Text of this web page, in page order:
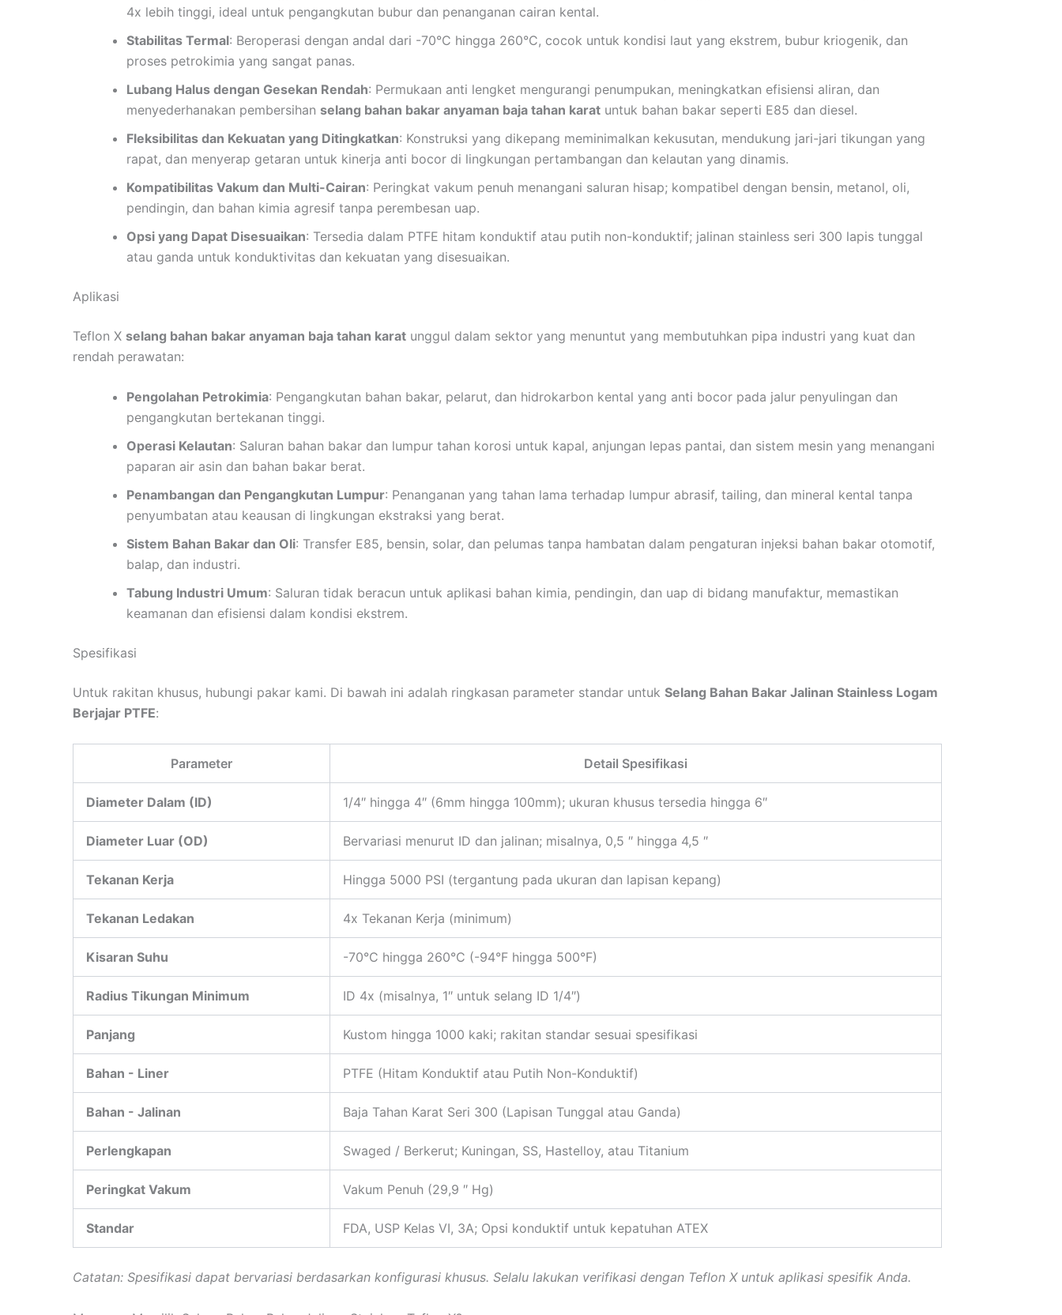
4x lebih tinggi, ideal untuk pengangkutan bubur dan penanganan cairan kental.
Stabilitas Termal: Beroperasi dengan andal dari -70°C hingga 260°C, cocok untuk kondisi laut yang ekstrem, bubur kriogenik, dan
proses petrokimia yang sangat panas.
Lubang Halus dengan Gesekan Rendah: Permukaan anti lengket mengurangi penumpukan, meningkatkan efisiensi aliran, dan
menyederhanakan pembersihan selang bahan bakar anyaman baja tahan karat untuk bahan bakar seperti E85 dan diesel.
Fleksibilitas dan Kekuatan yang Ditingkatkan: Konstruksi yang dikepang meminimalkan kekusutan, mendukung jari-jari tikungan yang
rapat, dan menyerap getaran untuk kinerja anti bocor di lingkungan pertambangan dan kelautan yang dinamis.
Kompatibilitas Vakum dan Multi-Cairan: Peringkat vakum penuh menangani saluran hisap; kompatibel dengan bensin, metanol, oli,
pendingin, dan bahan kimia agresif tanpa perembesan uap.
Opsi yang Dapat Disesuaikan: Tersedia dalam PTFE hitam konduktif atau putih non-konduktif; jalinan stainless seri 300 lapis tunggal
atau ganda untuk konduktivitas dan kekuatan yang disesuaikan.
Aplikasi
Teflon X selang bahan bakar anyaman baja tahan karat unggul dalam sektor yang menuntut yang membutuhkan pipa industri yang kuat dan
rendah perawatan:
Pengolahan Petrokimia: Pengangkutan bahan bakar, pelarut, dan hidrokarbon kental yang anti bocor pada jalur penyulingan dan
pengangkutan bertekanan tinggi.
Operasi Kelautan: Saluran bahan bakar dan lumpur tahan korosi untuk kapal, anjungan lepas pantai, dan sistem mesin yang menangani
paparan air asin dan bahan bakar berat.
Penambangan dan Pengangkutan Lumpur: Penanganan yang tahan lama terhadap lumpur abrasif, tailing, dan mineral kental tanpa
penyumbatan atau keausan di lingkungan ekstraksi yang berat.
Sistem Bahan Bakar dan Oli: Transfer E85, bensin, solar, dan pelumas tanpa hambatan dalam pengaturan injeksi bahan bakar otomotif,
balap, dan industri.
Tabung Industri Umum: Saluran tidak beracun untuk aplikasi bahan kimia, pendingin, dan uap di bidang manufaktur, memastikan
keamanan dan efisiensi dalam kondisi ekstrem.
Spesifikasi
Untuk rakitan khusus, hubungi pakar kami. Di bawah ini adalah ringkasan parameter standar untuk Selang Bahan Bakar Jalinan Stainless Logam
Berjajar PTFE:
Parameter Detail Spesifikasi
Diameter Dalam (ID) 1/4″ hingga 4″ (6mm hingga 100mm); ukuran khusus tersedia hingga 6″
Diameter Luar (OD) Bervariasi menurut ID dan jalinan; misalnya, 0,5 ″ hingga 4,5 ″
Tekanan Kerja Hingga 5000 PSI (tergantung pada ukuran dan lapisan kepang)
Tekanan Ledakan 4x Tekanan Kerja (minimum)
Kisaran Suhu -70°C hingga 260°C (-94°F hingga 500°F)
Radius Tikungan Minimum ID 4x (misalnya, 1″ untuk selang ID 1/4″)
Panjang Kustom hingga 1000 kaki; rakitan standar sesuai spesifikasi
Bahan - Liner PTFE (Hitam Konduktif atau Putih Non-Konduktif)
Bahan - Jalinan Baja Tahan Karat Seri 300 (Lapisan Tunggal atau Ganda)
Perlengkapan Swaged / Berkerut; Kuningan, SS, Hastelloy, atau Titanium
Peringkat Vakum Vakum Penuh (29,9 ″ Hg)
Standar FDA, USP Kelas VI, 3A; Opsi konduktif untuk kepatuhan ATEX
Catatan: Spesifikasi dapat bervariasi berdasarkan konfigurasi khusus. Selalu lakukan verifikasi dengan Teflon X untuk aplikasi spesifik Anda.